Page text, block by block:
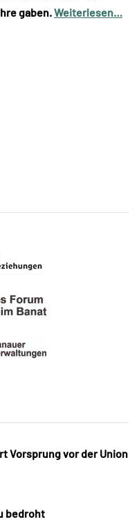
gaben.Weiterlesen…
Vorsprung vor der Union
bedroht